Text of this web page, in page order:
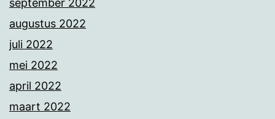
september 2022
augustus 2022
juli 2022
mei 2022
april 2022
maart 2022